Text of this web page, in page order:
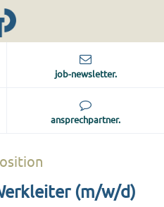
job-newsletter.
ansprechpartner.
(m/w/d)